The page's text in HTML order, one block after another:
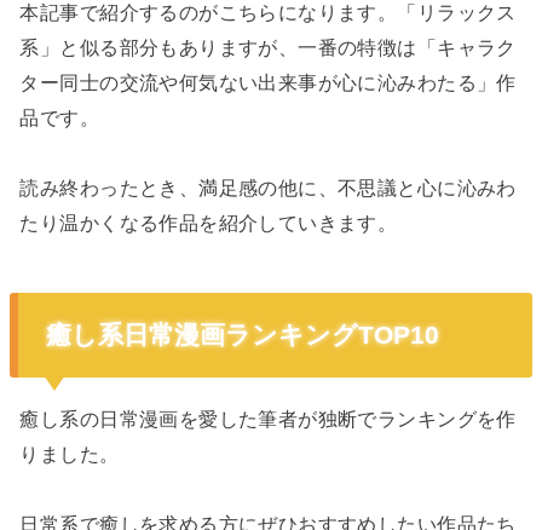
本記事で紹介するのがこちらになります。「リラックス
系」と似る部分もありますが、一番の特徴は「キャラク
ター同士の交流や何気ない出来事が心に沁みわたる」作
品です。
読み終わったとき、満足感の他に、不思議と心に沁みわ
たり温かくなる作品を紹介していきます。
癒し系日常漫画ランキングTOP10
癒し系の日常漫画を愛した筆者が独断でランキングを作
りました。
日常系で癒しを求める方にぜひおすすめしたい作品たち